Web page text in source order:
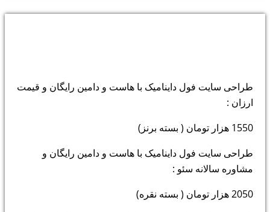
طراحی سایت فول داینامیک با هاست و دامین رایگان و قیمت
ارزان :
1550 هزار تومان ( بسته برنز)
طراحی سایت فول داینامیک با هاست و دامین رایگان و
مشاوره سالانه سئو :
2050 هزار تومان ( بسته نقره)